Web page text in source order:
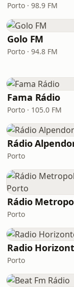
Porto · 98.9 FM
Golo FM
Porto · 94.8 FM
Fama Rádio
Porto · 105.0 FM
Rádio
Porto
Porto
Radio
Porto